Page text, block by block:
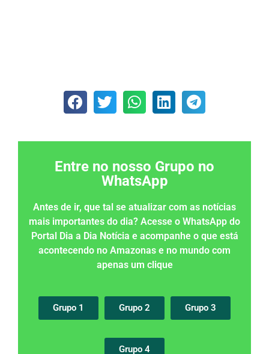
Entre no nosso Grupo no
WhatsApp
Antes de ir, que tal se atualizar com as notícias
mais importantes do dia? Acesse o WhatsApp do
Portal Dia a Dia Notícia e acompanhe o que está
acontecendo no Amazonas e no mundo com
apenas um clique
Grupo 1 Grupo 2 Grupo 3
Grupo 4